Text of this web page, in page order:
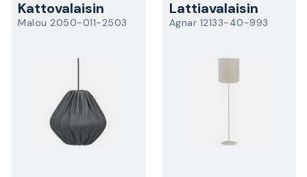
Kattovalaisin
Malou 2050-011-2503
Lattiavalaisin
Agnar 12133-40-993